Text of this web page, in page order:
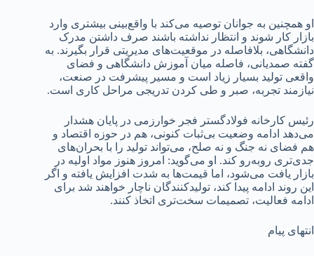
او همچنین به جوانان توصیه می‌کند با واقع‌بینی بیشتری وارد
بازار کار شوند و انتظار نداشته باشند صرف داشتن مدرک
دانشگاهی، بلافاصله در موقعیت‌های مدیریتی قرار بگیرند. به
گفته صمدیانی، فاصله میان آموزش دانشگاهی و فضای
واقعی تولید بسیار زیاد است و مسیر پیشرفت در صنعت،
نیازمند تجربه، صبر و طی کردن تدریجی مراحل کاری است.
رئیس کارخانه فولادگستر فجر خوارزمی در پایان هشدار
می‌دهد ادامه وضعیت بی‌ثبات کنونی، هم در حوزه اقتصاد و
هم فضای نه جنگ و نه صلح، می‌تواند تولید را با بحران‌های
جدی‌تری روبه‌رو کند. او می‌گوید: امروز هنوز مواد اولیه در
بازار یافت می‌شود، اما قیمت‌ها به شدت افزایش یافته و اگر
این روند ادامه پیدا کند، تولیدکنندگان ناچار خواهند شد برای
ادامه فعالیت، تصمیمات سخت‌تری اتخاذ کنند.
انتهای پیام